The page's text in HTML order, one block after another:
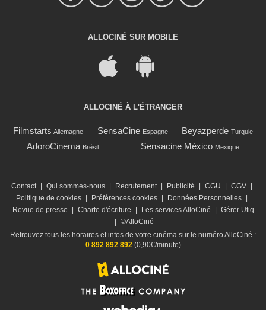
ALLOCINÉ SUR MOBILE
ALLOCINÉ À L'ÉTRANGER
Filmstarts Allemagne SensaCine Espagne Beyazperde Turquie
AdoroCinema Brésil Sensacine México Mexique
Contact Qui sommes-nous Recrutement Publicité CGU CGV
Politique de cookies
Préférences cookies Données Personnelles
Revue de presse
Charte d'écriture Les services AlloCiné
Gérer Utiq
©AlloCiné
Retrouvez tous les horaires et infos de votre cinéma sur le numéro AlloCiné :
0 892 892 892(0,90€/minute)